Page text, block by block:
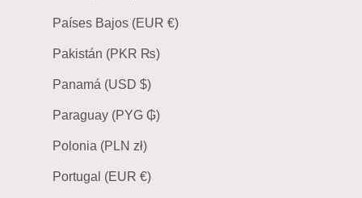
Países Bajos (EUR €)
Pakistán (PKR ₨)
Panamá (USD $)
Paraguay (PYG ₲)
Polonia (PLN zł)
Portugal (EUR €)